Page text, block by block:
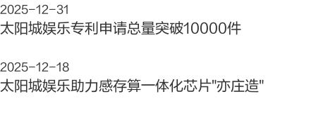
2025-12-31
太阳城娱乐专利申请总量突破10000件
2025-12-18
太阳城娱乐助力感存算一体化芯片"亦庄造"